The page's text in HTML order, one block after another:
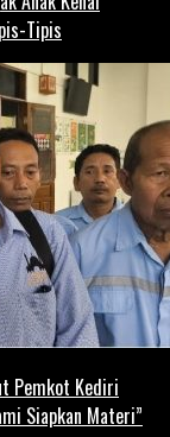
Tipis
Pemkot Kediri
Siapkan Materi”